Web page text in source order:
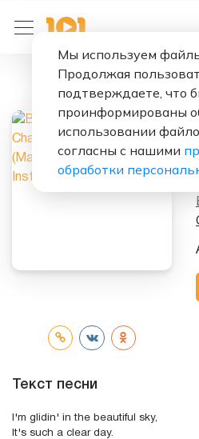
Текст песни
I'm glidin' in the beautiful sky,
It's such a clear day.
Мы используем
Продолжая
подтверждаете, что
проинформированы
использовании
согласны с нашими
обработки